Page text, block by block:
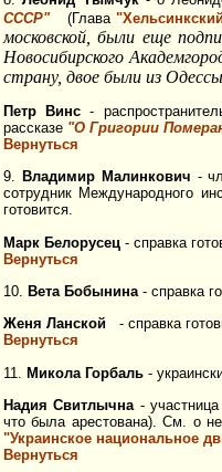
СССР"
(Глава
московской, были еще
Новосибирского
страну, двое были из
Петр Винс -
рассказе "О Григории
Вернуться
9. Владимир Малинкович -
сотрудник Международного
готовится.
Марк Белорусец - справка
Вернуться
10. Вета Бобынина- справка
Женя Ланской - справка
Вернуться
11.
Микола Горбаль -
Надия Свитлычна- участница
что была арестована). См. о
"Украинское национальное
Вернуться